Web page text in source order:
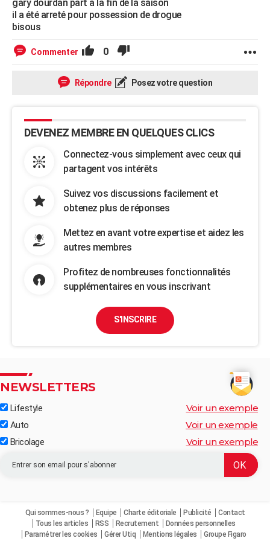
gary dourdan part à la fin de la saison
il a été arreté pour possession de drogue
bisous
Commenter 0
Répondre Posez votre question
DEVENEZ MEMBRE EN QUELQUES CLICS
Connectez-vous simplement avec ceux qui
partagent vos intérêts
Suivez vos discussions facilement et
obtenez plus de réponses
Mettez en avant votre expertise et aidez les
autres membres
Profitez de nombreuses fonctionnalités
supplémentaires en vous inscrivant
S'INSCRIRE
NEWSLETTERS
Lifestyle Voir un exemple
Auto Voir un exemple
Bricolage Voir un exemple
Qui sommes-nous ? Equipe Charte éditoriale Publicité
Contact
Tous les articles
RSS Recrutement
Données personnelles
Paramétrer les cookies
Gérer Utiq Mentions légales Groupe Figaro